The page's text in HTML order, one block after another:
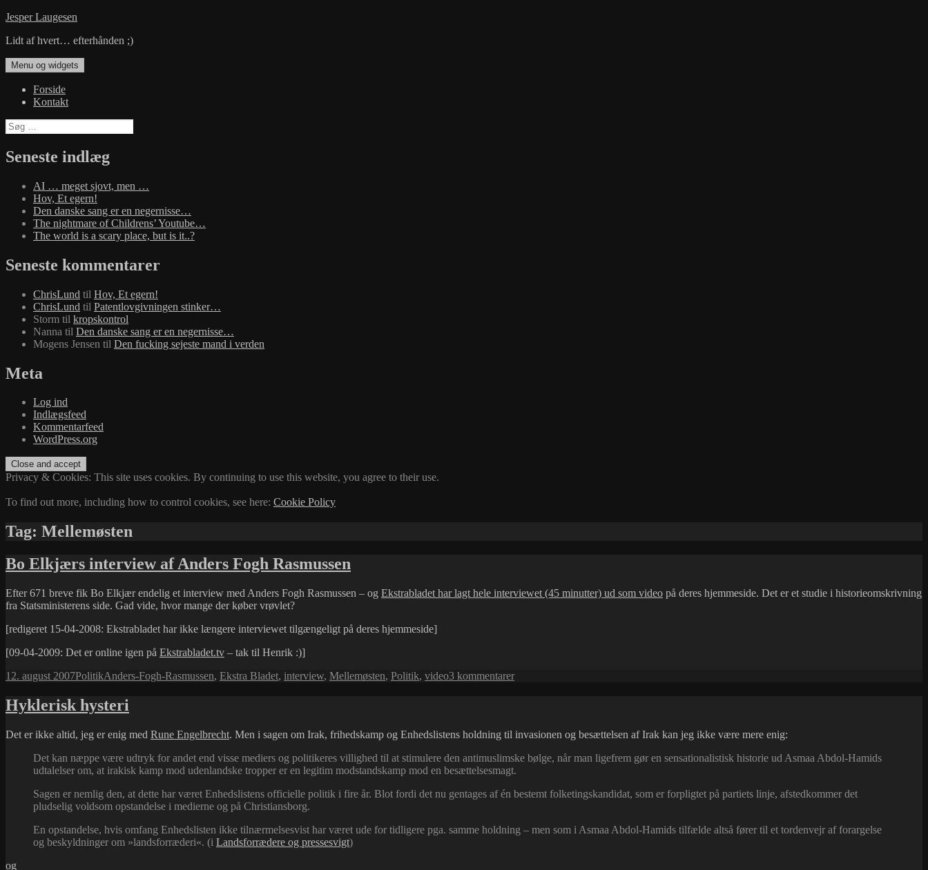
Hop
indhold
Jesper Laugesen
Lidt af hvert… efterhånden ;)
Menu og widgets
Forside
Kontakt
Søg
efter:
Seneste indlæg
AI … meget sjovt, men …
Hov, Et egern!
Den danske sang er en negernisse…
The nightmare of Childrens’ Youtube…
The world is a scary place, but is it..?
Seneste kommentarer
ChrisLund til Hov, Et egern!
ChrisLund til Patentlovgivningen stinker…
Storm til kropskontrol
Nanna til Den danske sang er en negernisse…
Mogens Jensen til Den fucking sejeste mand i verden
Meta
Log ind
Indlægsfeed
Kommentarfeed
WordPress.org
Privacy & Cookies: This site uses cookies. By continuing to use this website, you agree to their use.
To find out more, including how to control cookies, see here: Cookie Policy
Tag: Mellemøsten
Bo Elkjærs interview af Anders Fogh Rasmussen
Efter 671 breve fik Bo Elkjær endelig et interview med Anders Fogh Rasmussen – og Ekstrabladet har lagt hele interviewet (45 minutter) ud som video på deres hjemmeside. Det er et studie i historieomskrivning
fra Statsministerens side. Gad vide, hvor mange der køber vrøvlet?
[redigeret 15-04-2008: Ekstrabladet har ikke længere interviewet tilgængeligt på deres hjemmeside]
[09-04-2009: Det er online igen på Ekstrabladet.tv – tak til Henrik :)]
Udgivet
12. august 2007Kategorier
PolitikTags
Anders-Fogh-Rasmussen, Ekstra Bladet, interview, Mellemøsten, Politik, video3 kommentarertil
Anders
Rasmussen
Hyklerisk hysteri
Det er ikke altid, jeg er enig med Rune Engelbrecht. Men i sagen om Irak, frihedskamp og Enhedslistens holdning til invasionen og besættelsen af Irak kan jeg ikke være mere enig:
Det kan næppe være udtryk for andet end visse mediers og politikeres villighed til at stimulere den antimuslimske bølge, når man ligefrem gør en sensationalistisk historie ud Asmaa Abdol-Hamids
udtalelser om, at irakisk kamp mod udenlandske tropper er en legitim modstandskamp mod en besættelsesmagt.
Sagen er nemlig den, at dette har været Enhedslistens officielle politik i fire år. Blot fordi det nu gentages af én bestemt folketingskandidat, som er forpligtet på partiets linje, afstedkommer det
pludselig voldsom opstandelse i medierne og på Christiansborg.
En opstandelse, hvis omfang Enhedslisten ikke tilnærmelsesvist har været ude for tidligere pga. samme holdning – men som i Asmaa Abdol-Hamids tilfælde altså fører til et tordenvejr af forargelse
og beskyldninger om »landsforræderi«. (i Landsforrædere og pressesvigt)
og